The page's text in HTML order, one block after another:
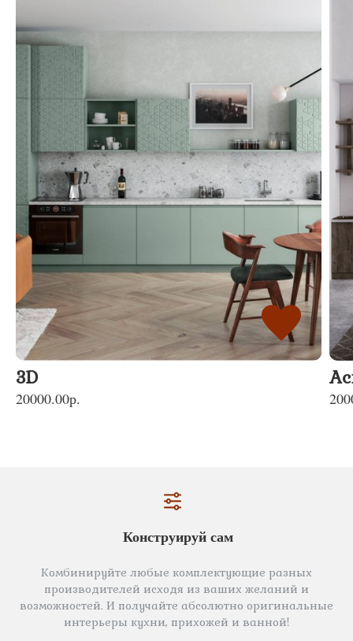
3D
20000.00р.
Конструируй сам
Комбинируйте любые комплектующие разных
производителей исходя из ваших желаний и
возможностей. И получайте абсолютно оригинальные
интерьеры кухни, прихожей и ванной!